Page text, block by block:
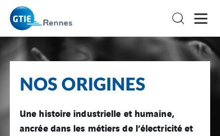
NOS ORIGINES
Une histoire industrielle et humaine,
ancrée dans les métiers de l’électricité et